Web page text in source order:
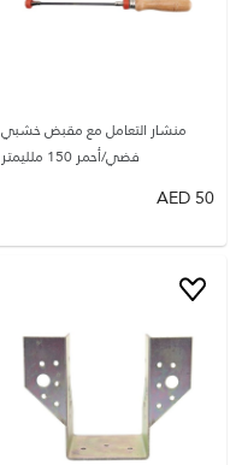
منشار التعامل مع مقبض خشبي
فضي/أحمر 150 ملليمتر
50
AED